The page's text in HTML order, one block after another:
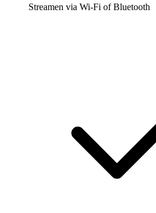
Streamen via Wi-Fi of Bluetooth